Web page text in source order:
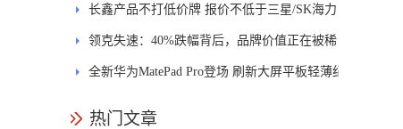
长鑫产品不打低价牌 报价不低于三星/SK海力
士
领克失速：40%跌幅背后，品牌价值正在被稀
释
全新华为MatePad Pro登场 刷新大屏平板轻薄纪
热门文章